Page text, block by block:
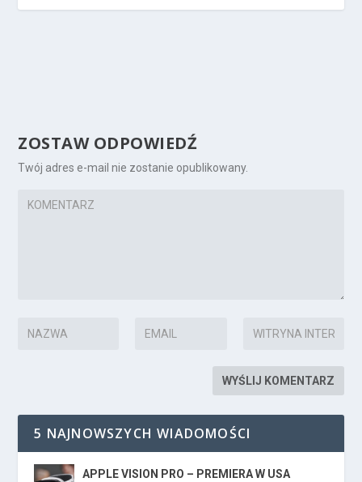
ZOSTAW ODPOWIEDŹ
Twój adres e-mail nie zostanie opublikowany.
5 NAJNOWSZYCH WIADOMOŚCI
APPLE VISION PRO – PREMIERA W USA